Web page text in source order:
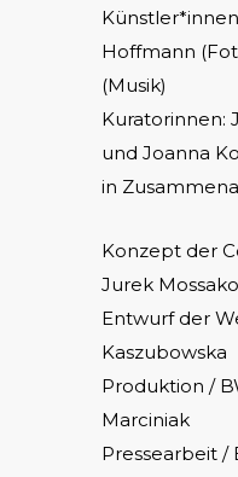
Hoffmann
(Musik)
Kuratorinnen:
und Joanna
in
Konzept der
Jurek
Entwurf der
Kaszubowska
Produktion /
Marciniak
Pressearbeit /